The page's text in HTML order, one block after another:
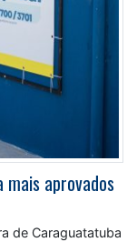
aprovados
de Caraguatatuba